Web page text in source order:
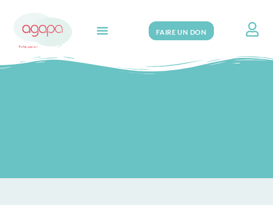
FAIRE UN DON